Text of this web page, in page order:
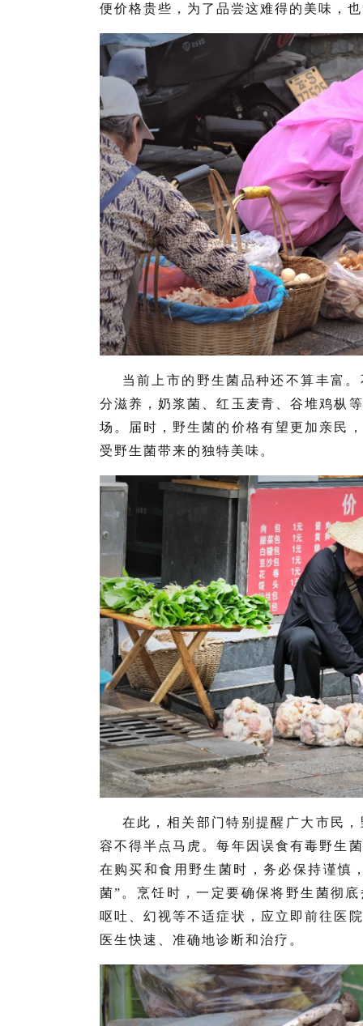
便价格贵些，为了品尝这难得的美味，
当前上市的野生菌品种还不算丰富
分滋养，奶浆菌、红玉麦青、谷堆鸡枞
场。届时，野生菌的价格有望更加亲民
受野生菌带来的独特美味。
在此，相关部门特别提醒广大市民
容不得半点马虎。每年因误食有毒野生
在购买和食用野生菌时，务必保持谨慎
菌”。烹饪时，一定要确保将野生菌彻
呕吐、幻视等不适症状，应立即前往医
医生快速、准确地诊断和治疗。